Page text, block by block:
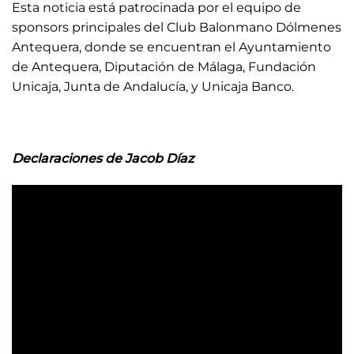
Esta noticia está patrocinada por el equipo de
sponsors principales del Club Balonmano Dólmenes
Antequera, donde se encuentran el Ayuntamiento
de Antequera, Diputación de Málaga, Fundación
Unicaja, Junta de Andalucía, y Unicaja Banco.
Declaraciones de Jacob Díaz